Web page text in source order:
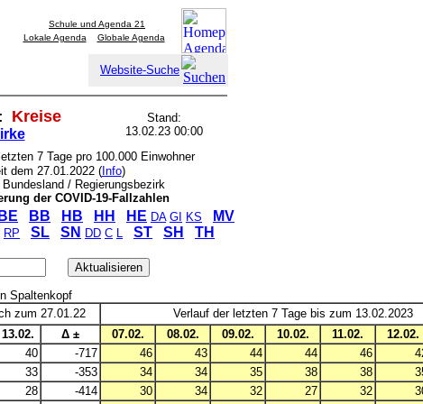
Schule und Agenda 21
Lokale Agenda
Globale Agenda
Website-Suche
Kreise
Stand:
13.02.23 00:00
7 Tage pro 100.000 Einwohner
dem 27.01.2022 (Info)
/ Regierungsbezirk
der COVID-19-Fallzahlen
BE BB HB HH HE DA GI KS
MV
RP SL SN DD C L ST SH TH
Spaltenkopf
zum 27.01.22
Verlauf der letzten 7 Tage bis zum 13.02.2023
13.02. Δ ± 07.02. 08.02. 09.02. 10.02. 11.02.
12.02.
40 -717 46 43 44 44 46
33 -353 34 34 35 38 38
28 -414 30 34 32 27 32